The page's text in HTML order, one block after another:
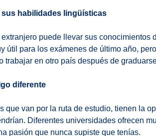
sus habilidades lingüísticas
puede llevar sus conocimientos
útil para los exámenes de último año,
trabajar en otro país después de
diferente
que van por la ruta de estudio, tienen la
Diferentes universidades ofrecen
pasión que nunca supiste que tenías.